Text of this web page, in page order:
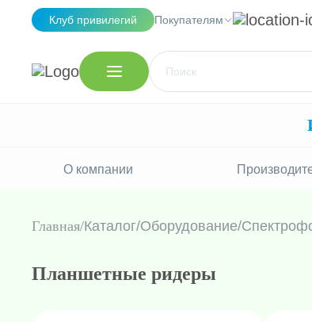
Клуб привилегий Покупателям
О компании
Главная Каталог/Оборудование/
Планшетные ридеры